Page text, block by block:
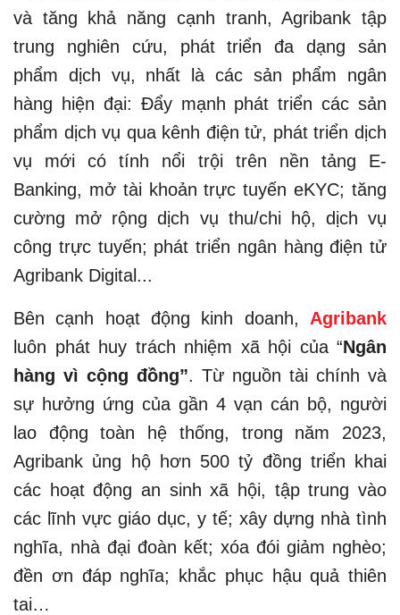
và tăng khả năng cạnh tranh, Agribank tập
trung nghiên cứu, phát triển đa dạng sản
phẩm dịch vụ, nhất là các sản phẩm ngân
hàng hiện đại: Đẩy mạnh phát triển các sản
phẩm dịch vụ qua kênh điện tử, phát triển dịch
vụ mới có tính nổi trội trên nền tảng E-
Banking, mở tài khoản trực tuyến eKYC; tăng
cường mở rộng dịch vụ thu/chi hộ, dịch vụ
công trực tuyến; phát triển ngân hàng điện tử
Agribank Digital...
Bên cạnh hoạt động kinh doanh, Agribank
luôn phát huy trách nhiệm xã hội của “Ngân
hàng vì cộng đồng”. Từ nguồn tài chính và
sự hưởng ứng của gần 4 vạn cán bộ, người
lao động toàn hệ thống, trong năm 2023,
Agribank ủng hộ hơn 500 tỷ đồng triển khai
các hoạt động an sinh xã hội, tập trung vào
các lĩnh vực giáo dục, y tế; xây dựng nhà tình
nghĩa, nhà đại đoàn kết; xóa đói giảm nghèo;
đền ơn đáp nghĩa; khắc phục hậu quả thiên
tai…